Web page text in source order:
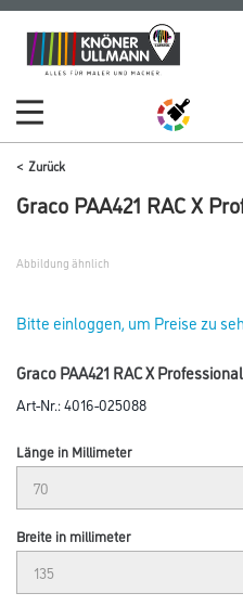
Zum
Inhalt
Zum
Navigationsmenü
Zurück
Graco PAA421 RAC X
Abbildung ähnlich
Bitte einloggen, um Preise zu
Graco PAA421 RAC X
Art-Nr.:4016-025088
Länge in Millimeter
Breite in millimeter